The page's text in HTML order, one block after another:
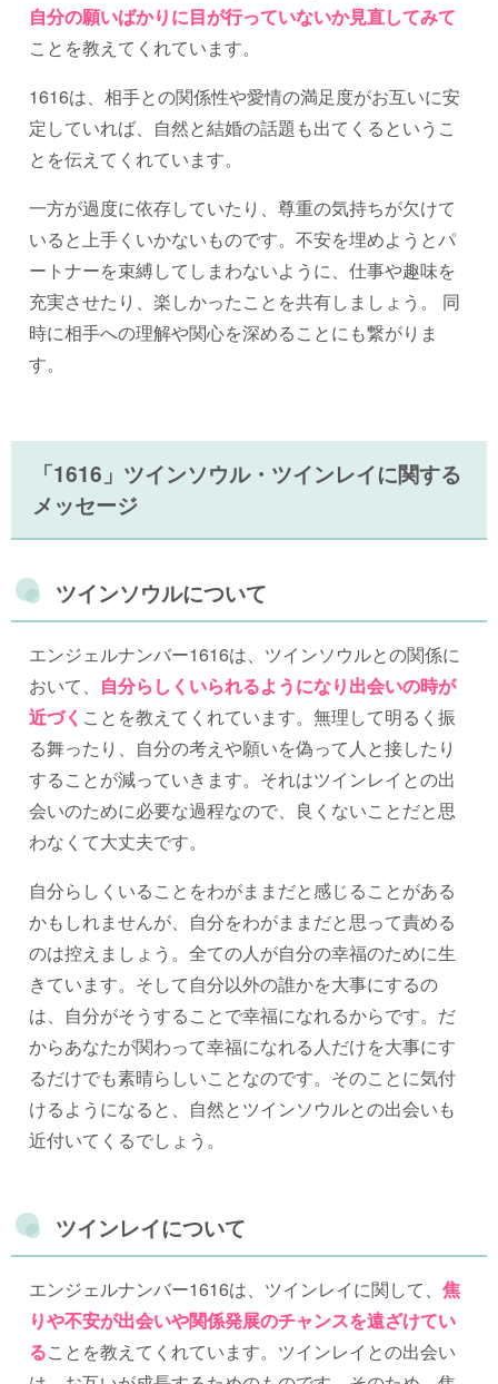
自分の願いばかりに目が行っていないか見直してみて
ことを教えてくれています。
1616は、相手との関係性や愛情の満足度がお互いに安
定していれば、自然と結婚の話題も出てくるというこ
とを伝えてくれています。
一方が過度に依存していたり、尊重の気持ちが欠けて
いると上手くいかないものです。不安を埋めようとパ
ートナーを束縛してしまわないように、仕事や趣味を
充実させたり、楽しかったことを共有しましょう。 同
時に相手への理解や関心を深めることにも繋がりま
す。
「1616」ツインソウル・ツインレイに関する
メッセージ
ツインソウルについて
エンジェルナンバー1616は、ツインソウルとの関係に
おいて、 自分らしくいられるようになり出会いの時が
近づく ことを教えてくれています。無理して明るく振
る舞ったり、自分の考えや願いを偽って人と接したり
することが減っていきます。それはツインレイとの出
会いのために必要な過程なので、良くないことだと思
わなくて大丈夫です。
自分らしくいることをわがままだと感じることがある
かもしれませんが、自分をわがままだと思って責める
のは控えましょう。全ての人が自分の幸福のために生
きています。そして自分以外の誰かを大事にするの
は、自分がそうすることで幸福になれるからです。だ
からあなたが関わって幸福になれる人だけを大事にす
るだけでも素晴らしいことなのです。そのことに気付
けるようになると、自然とツインソウルとの出会いも
近付いてくるでしょう。
ツインレイについて
エンジェルナンバー1616は、ツインレイに関して、 焦
りや不安が出会いや関係発展のチャンスを遠ざけてい
ることを教えてくれています。ツインレイとの出会い